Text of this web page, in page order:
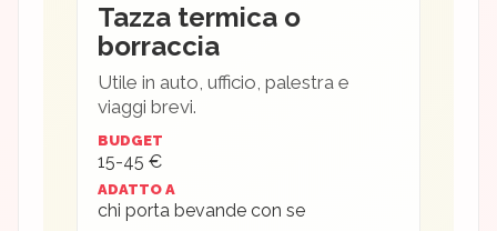
Tazza termica o
borraccia
Utile in auto, ufficio, palestra e
viaggi brevi.
BUDGET
15-45 €
ADATTO A
chi porta bevande con se